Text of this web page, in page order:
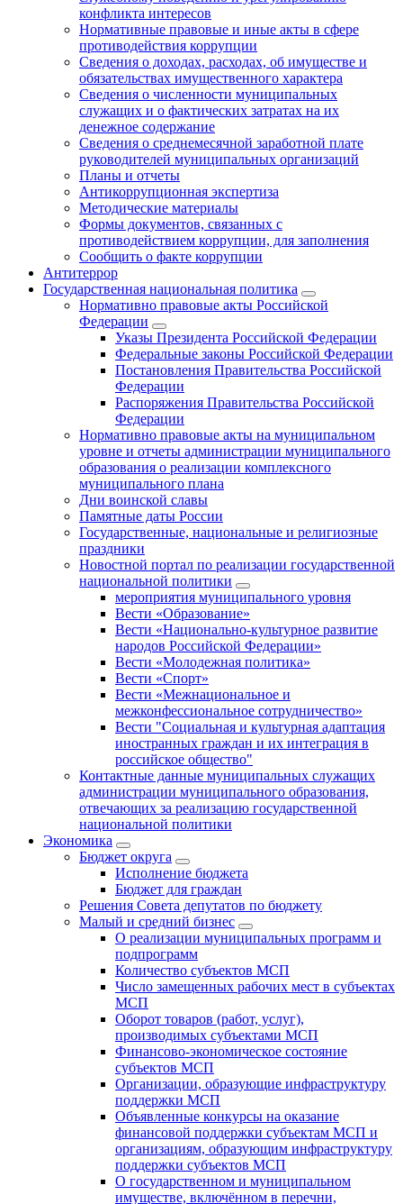
конфликта интересов
Нормативные правовые и иные акты в сфере
противодействия коррупции
Сведения о доходах, расходах, об имуществе и
обязательствах имущественного характера
Сведения о численности муниципальных
служащих и о фактических затратах на их
денежное содержание
Сведения о среднемесячной заработной плате
руководителей муниципальных организаций
Планы и отчеты
Антикоррупционная экспертиза
Методические материалы
Формы документов, связанных с
противодействием коррупции, для заполнения
Сообщить о факте коррупции
Антитеррор
Государственная национальная политика
Нормативно правовые акты Российской
Федерации
Указы Президента Российской Федерации
Федеральные законы Российской Федерации
Постановления Правительства Российской
Федерации
Распоряжения Правительства Российской
Федерации
Нормативно правовые акты на муниципальном
уровне и отчеты администрации муниципального
образования о реализации комплексного
муниципального плана
Дни воинской славы
Памятные даты России
Государственные, национальные и религиозные
праздники
Новостной портал по реализации государственной
национальной политики
мероприятия муниципального уровня
Вести «Образование»
Вести «Национально-культурное развитие
народов Российской Федерации»
Вести «Молодежная политика»
Вести «Спорт»
Вести «Межнациональное и
межконфессиональное сотрудничество»
Вести "Социальная и культурная адаптация
иностранных граждан и их интеграция в
российское общество"
Контактные данные муниципальных служащих
администрации муниципального образования,
отвечающих за реализацию государственной
национальной политики
Экономика
Бюджет округa
Исполнение бюджета
Бюджет для граждан
Решения Совета депутатов по бюджету
Малый и средний бизнес
О реализации муниципальных программ и
подпрограмм
Количество субъектов МСП
Число замещенных рабочих мест в субъектах
МСП
Оборот товаров (работ, услуг),
производимых субъектами МСП
Финансово-экономическое состояние
субъектов МСП
Организации, образующие инфраструктуру
поддержки МСП
Объявленные конкурсы на оказание
финансовой поддержки субъектам МСП и
организациям, образующим инфраструктуру
поддержки субъектов МСП
О государственном и муниципальном
имуществе, включённом в перечни,